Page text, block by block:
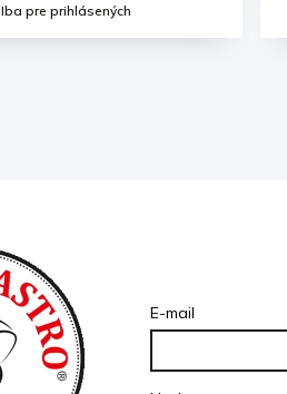
Iba pre prihlásených
E-mail